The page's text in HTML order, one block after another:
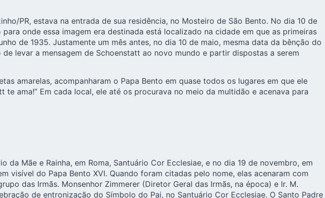
PR, estava na entrada de sua residência, no Mosteiro de São Bento. No dia 10 de
onde essa imagem era destinada está localizado na cidade em que as primeiras
de 1935. Justamente um mês antes, no dia 10 de maio, mesma data da bênção do
levar a mensagem de Schoenstatt ao novo mundo e partir dispostas a serem
amarelas, acompanharam o Papa Bento em quase todos os lugares em que ele
te ama!” Em cada local, ele até os procurava no meio da multidão e acenava para
Mãe e Rainha, em Roma, Santuário Cor Ecclesiae, e no dia 19 de novembro, em
visível do Papa Bento XVI. Quando foram citadas pelo nome, elas acenaram com
das Irmãs. Monsenhor Zimmerer (Diretor Geral das Irmãs, na época) e Ir. M.
de entronização do Símbolo do Pai, no Santuário Cor Ecclesiae. O Santo Padre